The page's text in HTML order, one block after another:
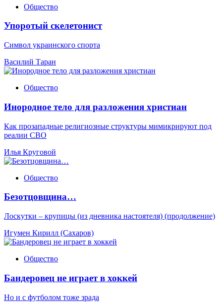
Общество
Упоротый скелетонист
Символ украинского спорта
Василий Таран
Общество
Инородное тело для разложения христиан
Как прозападные религиозные структуры мимикрируют под
реалии СВО
Илья Круговой
Общество
Безотцовщина…
Лоскутки – крупицы (из дневника настоятеля) (продолжение)
Игумен Кирилл (Сахаров)
Общество
Бандеровец не играет в хоккей
Но и с футболом тоже зрада